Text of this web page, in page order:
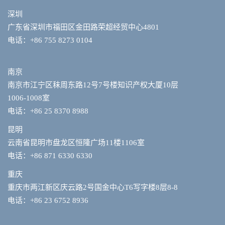
深圳
广东省深圳市福田区金田路荣超经贸中心4801
电话：+86 755 8273 0104
南京
南京市江宁区秣周东路12号7号楼知识产权大厦10层
1006-1008室
电话：+86 25 8370 8988
昆明
云南省昆明市盘龙区恒隆广场11楼1106室
电话：+86 871 6330 6330
重庆
重庆市两江新区庆云路2号国金中心T6写字楼8层8-8
电话：+86 23 6752 8936